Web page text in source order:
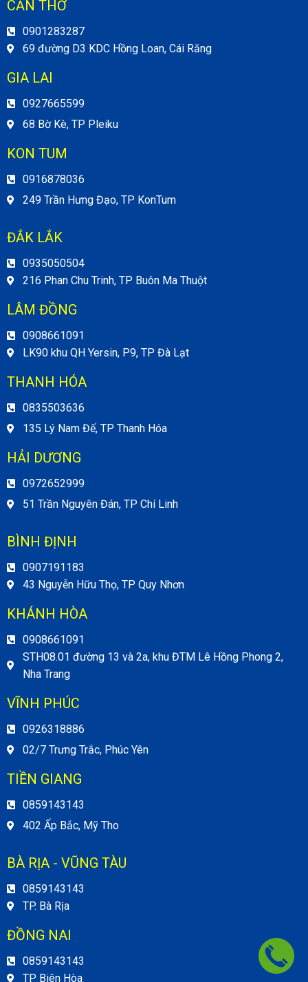
CẦN THƠ
0901283287
69 đường D3 KDC Hồng Loan, Cái Răng
GIA LAI
0927665599
68 Bờ Kè, TP Pleiku
KON TUM
0916878036
249 Trần Hưng Đạo, TP KonTum
ĐẮK LẮK
0935050504
216 Phan Chu Trinh, TP Buôn Ma Thuột
LÂM ĐỒNG
0908661091
LK90 khu QH Yersin, P9, TP Đà Lạt
THANH HÓA
0835503636
135 Lý Nam Đế, TP Thanh Hóa
HẢI DƯƠNG
0972652999
51 Trần Nguyên Đán, TP Chí Linh
BÌNH ĐỊNH
0907191183
43 Nguyễn Hữu Thọ, TP Quy Nhơn
KHÁNH HÒA
0908661091
STH08.01 đường 13 và 2a, khu ĐTM Lê Hồng Phong 2,
Nha Trang
VĨNH PHÚC
0926318886
02/7 Trưng Trắc, Phúc Yên
TIỀN GIANG
0859143143
402 Ấp Bắc, Mỹ Tho
BÀ RỊA - VŨNG TÀU
0859143143
TP. Bà Rịa
ĐỒNG NAI
0859143143
TP Biên Hòa